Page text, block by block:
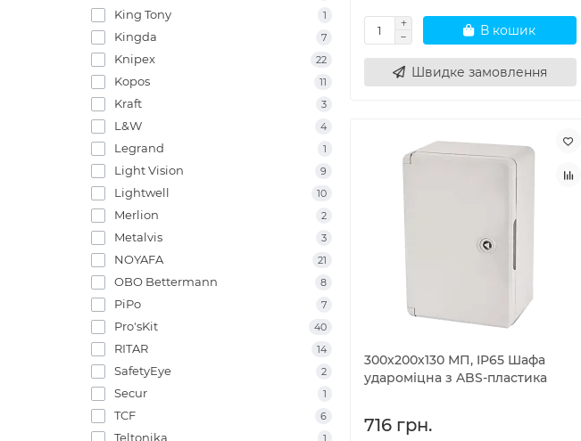
King Tony 1
Kingda 7
Knipex 22
Kopos 11
Kraft 3
L&W 4
Legrand 1
Light Vision 9
Lightwell 10
Merlion 2
Metalvis 3
NOYAFA 21
OBO Bettermann 8
PiPo 7
Pro'sKit 40
RITAR 14
SafetyEye 2
Secur 1
TCF 6
Teltonika 1
В кошик
Швидке замовлення
300х200х130 МП, IP65 Шафа
удароміцна з ABS-пластика
716 грн.